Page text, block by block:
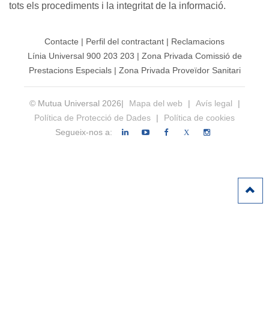
tots els procediments i la integritat de la informació.
Contacte | Perfil del contractant | Reclamacions
Línia Universal 900 203 203 | Zona Privada Comissió de
Prestacions Especials| Zona Privada Proveïdor Sanitari
© Mutua Universal 2026| Mapa del web | Avís legal
|
Política de Protecció de Dades
|
Política de cookies
Segueix-nos a:
X